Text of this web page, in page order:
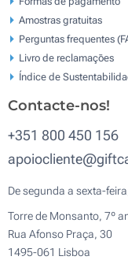
Amostras gratuitas
Perguntas frequentes
Livro de reclamaçōes
Índice de
Contacte-nos!
+351 800 450 156
De segunda a sexta-
Torre de Monsanto, 7º
Rua Afonso Praça, 30
1495-061 Lisboa